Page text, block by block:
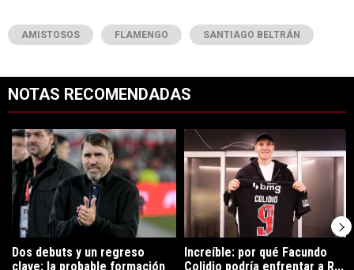
AMISTOSOS FLAMENGO SANTIAGO BELTRÁN
NOTAS RECOMENDADAS
Un artículo de tendencia con el título "Dos debuts y un regreso
Dos debuts y un regreso
clave: la probable formación
Un artículo de tendencia con el
Increíble: por qué Facundo
Colidio podría enfrentar a R...